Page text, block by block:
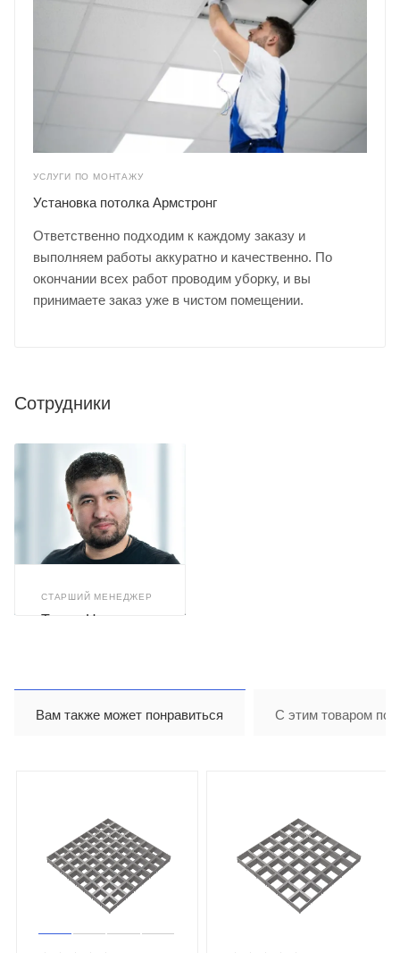
УСЛУГИ ПО МОНТАЖУ
Установка потолка Армстронг
Ответственно подходим к каждому заказу и
выполняем работы аккуратно и качественно. По
окончании всех работ проводим уборку, и вы
принимаете заказ уже в чистом помещении.
Сотрудники
СТАРШИЙ МЕНЕДЖЕР
Тимур Назиров
Вам также может понравиться С этим товаром